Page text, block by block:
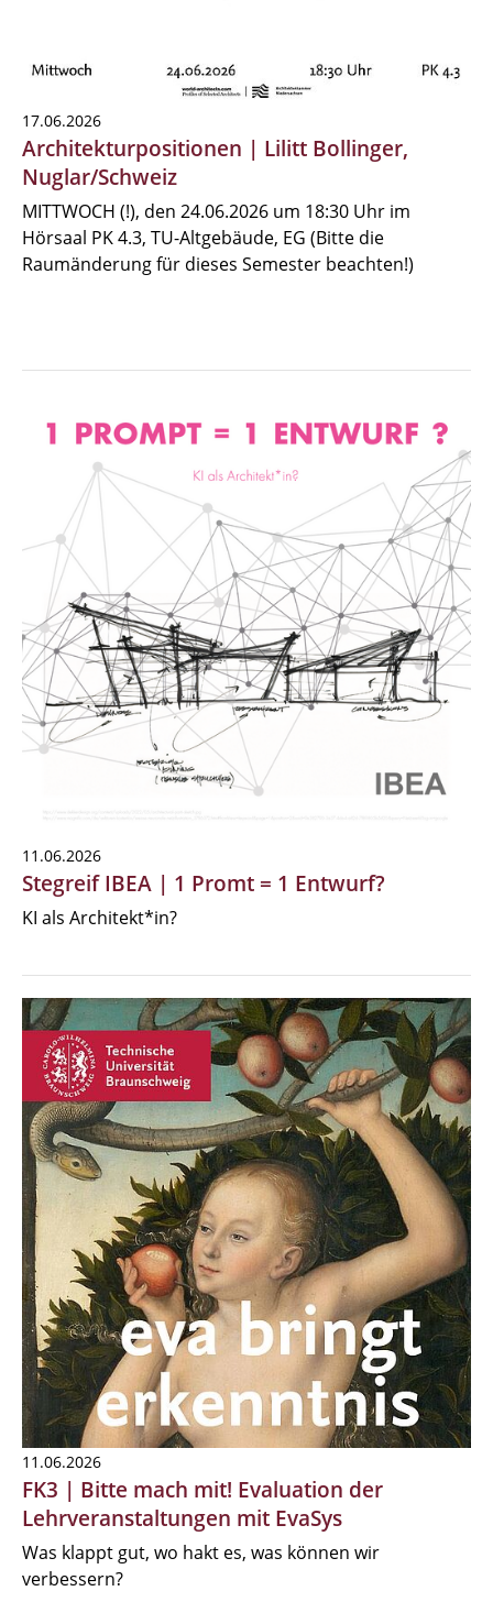
17.06.2026
Architekturpositionen | Lilitt Bollinger,
Nuglar/Schweiz
MITTWOCH (!), den 24.06.2026 um 18:30 Uhr im
Hörsaal PK 4.3, TU-Altgebäude, EG (Bitte die
Raumänderung für dieses Semester beachten!)
11.06.2026
Stegreif IBEA | 1 Promt = 1 Entwurf?
KI als Architekt*in?
11.06.2026
FK3 | Bitte mach mit! Evaluation der
Lehrveranstaltungen mit EvaSys
Was klappt gut, wo hakt es, was können wir
verbessern?